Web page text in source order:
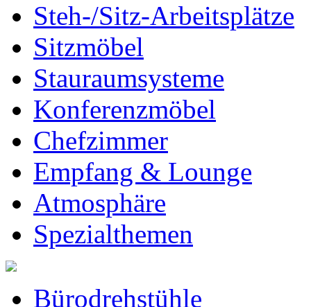
Steh-/Sitz-Arbeitsplätze
Sitzmöbel
Stauraumsysteme
Konferenzmöbel
Chefzimmer
Empfang & Lounge
Atmosphäre
Spezialthemen
Bürodrehstühle